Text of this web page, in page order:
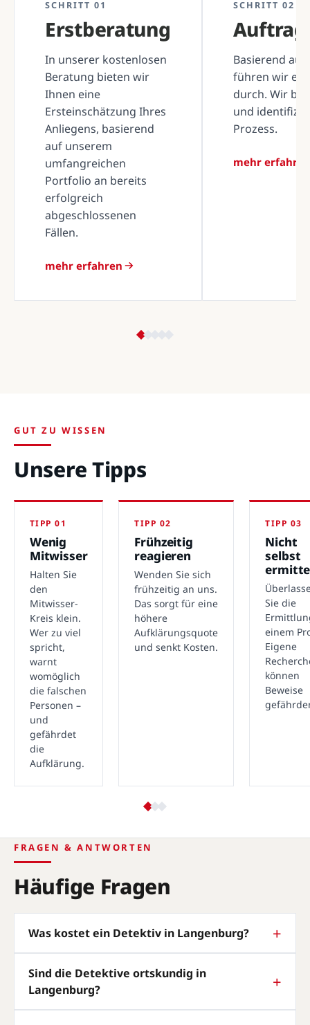
SCHRITT 01
Erstberatung
In unserer kostenlosen
Beratung bieten wir
Ihnen eine
Ersteinschätzung Ihres
Anliegens, basierend
auf unserem
umfangreichen
Portfolio an bereits
erfolgreich
abgeschlossenen
Fällen.
mehr erfahren
SCHRITT 02
Basierend
führen wir
durch. Wir
und
Prozess.
mehr erfahren
GUT ZU WISSEN
Unsere Tipps
TIPP 01
Wenig
Mitwisser
Halten Sie
den
Mitwisser-
Kreis klein.
Wer zu viel
spricht,
warnt
womöglich
die falschen
Personen –
und
gefährdet
die
Aufklärung.
TIPP 02
Frühzeitig
reagieren
Wenden Sie sich
frühzeitig an uns.
Das sorgt für eine
höhere
Aufklärungsquote
und senkt Kosten.
TIPP 03
Nicht
selbst
Sie die
einem
Eigene
können
Beweise
FRAGEN & ANTWORTEN
Häufige Fragen
Was kostet ein Detektiv in Langenburg?
Sind die Detektive ortskundig in
Langenburg?